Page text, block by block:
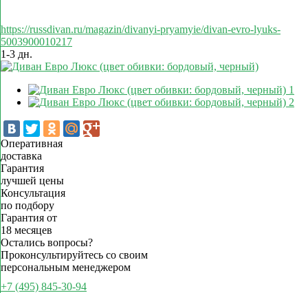
https://russdivan.ru/magazin/divanyi-pryamyie/divan-evro-lyuks-
5003900010217
1-3 дн.
Оперативная
доставка
Гарантия
лучшей цены
Консультация
по подбору
Гарантия от
18 месяцев
Остались вопросы?
Проконсультируйтесь со своим
персональным менеджером
+7 (495) 845-30-94